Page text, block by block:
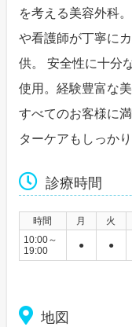
を考える美容外科
や看護師が丁寧に
供。 安全性に十分
使用。経験豊富な
すべてのお客様に
ターケアもしっかり
診療時間
時間 月 火
10:00～
19:00
● ●
地図